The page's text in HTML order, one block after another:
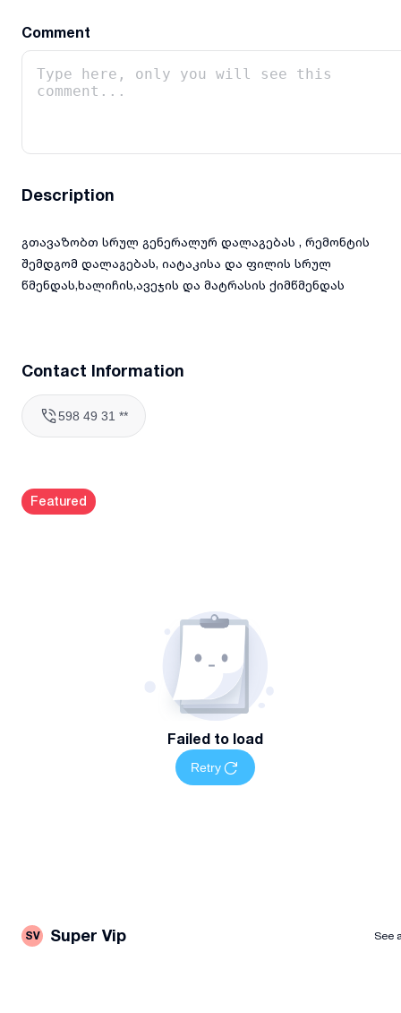
Comment
Description
გთავაზობთ სრულ გენერალურ დალაგებას , რემონტის
შემდგომ დალაგებას, იატაკისა და ფილის სრულ
წმენდას,ხალიჩის,ავეჯის და მატრასის ქიმწმენდას
Contact Information
598 49 31 **
Featured
Failed to load
Retry
SV Super Vip See